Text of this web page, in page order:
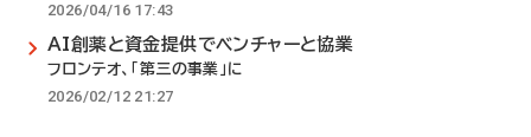
2026/04/16 17:43
AI創薬と資金提供でベンチャーと協業
フロンテオ、「第三の事業」に
2026/02/12 21:27